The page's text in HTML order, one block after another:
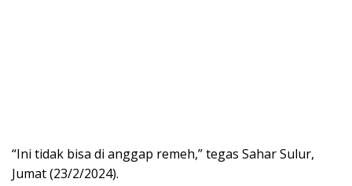
“Ini tidak bisa di anggap remeh,” tegas Sahar Sulur,
Jumat (23/2/2024).